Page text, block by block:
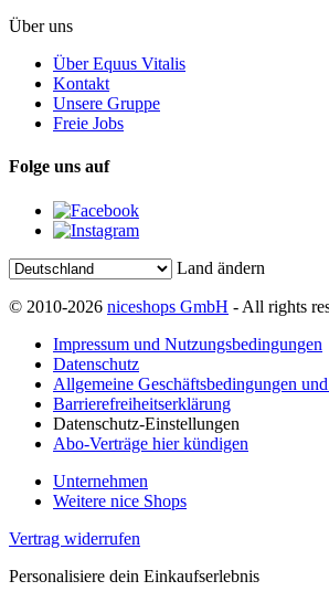
Über uns
Über Equus Vitalis
Kontakt
Unsere Gruppe
Freie Jobs
Folge uns auf
Land ändern
© 2010-2026 niceshops GmbH - All rights
Impressum und Nutzungsbedingungen
Datenschutz
Allgemeine Geschäftsbedingungen
Barrierefreiheitserklärung
Datenschutz-Einstellungen
Abo-Verträge hier kündigen
Unternehmen
Weitere nice Shops
Vertrag widerrufen
Personalisiere dein Einkaufserlebnis